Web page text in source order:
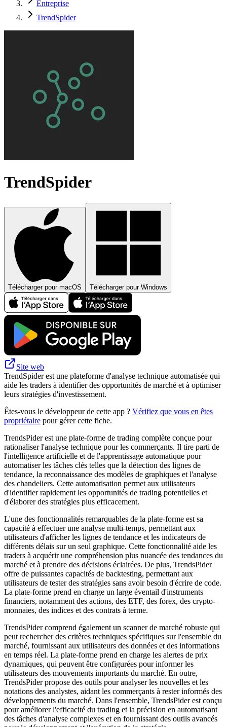
Entreprise
TrendSpider
TrendSpider
Télécharger pour macOS Télécharger pour Windows
Site web
TrendSpider est une plateforme d'analyse technique automatisée qui
aide les traders à identifier des opportunités de marché et à optimiser
leurs stratégies d'investissement.
Êtes-vous le développeur de cette app ? Vérifiez que vous en êtes
propriétaire pour gérer cette fiche.
TrendsPider est une plate-forme de trading complète conçue pour
rationaliser l'analyse technique pour les commerçants. Il tire parti de
l'intelligence artificielle et de l'apprentissage automatique pour
automatiser les tâches clés telles que la détection des lignes de
tendance, la reconnaissance des modèles de graphiques et l'analyse
des chandeliers. Cette automatisation permet aux utilisateurs
d'identifier rapidement les opportunités de trading potentielles et
d'élaborer des stratégies plus efficacement.
L'une des fonctionnalités remarquables de la plate-forme est sa
capacité à effectuer une analyse multi-temps, permettant aux
utilisateurs d'afficher les lignes de tendance et les indicateurs de
différents délais sur un seul graphique. Cette fonctionnalité aide les
traders à acquérir une compréhension plus nuancée des tendances du
marché et à prendre des décisions éclairées. De plus, TrendsPider
offre de puissantes capacités de backtesting, permettant aux
utilisateurs de tester des stratégies sans avoir besoin d'écrire de code.
La plate-forme prend en charge un large éventail d'instruments
financiers, notamment des actions, des ETF, des forex, des crypto-
monnaies, des indices et des contrats à terme.
TrendsPider comprend également un scanner de marché robuste qui
peut rechercher des critères techniques spécifiques sur l'ensemble du
marché, fournissant aux utilisateurs des données et des informations
en temps réel. La plate-forme prend en charge les alertes de prix
dynamiques, qui peuvent être configurées pour informer les
utilisateurs des mouvements importants du marché. En outre,
TrendsPider propose des outils pour analyser les nouvelles et les
notations des analystes, aidant les commerçants à rester informés des
développements du marché. Dans l'ensemble, TrendsPider est conçu
pour améliorer l'efficacité du trading et la précision en automatisant
des tâches d'analyse complexes et en fournissant des outils avancés